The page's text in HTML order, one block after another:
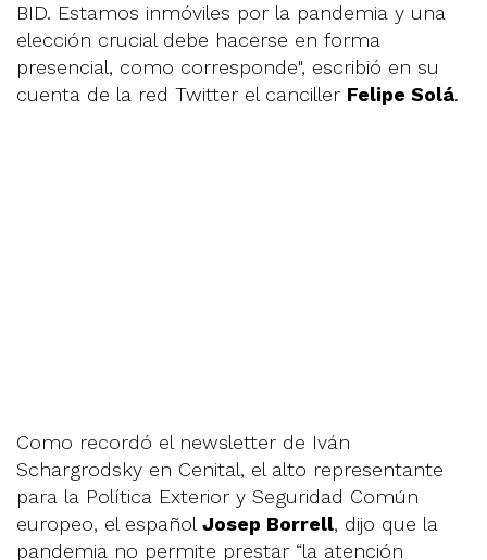
BID. Estamos inmóviles por la pandemia y una
elección crucial debe hacerse en forma
presencial, como corresponde", escribió en su
cuenta de la red Twitter el canciller Felipe Solá.
Como recordó el newsletter de Iván
Schargrodsky en Cenital, el alto representante
para la Política Exterior y Seguridad Común
europeo, el españolJosep Borrell, dijo que la
pandemia no permite prestar “la atención